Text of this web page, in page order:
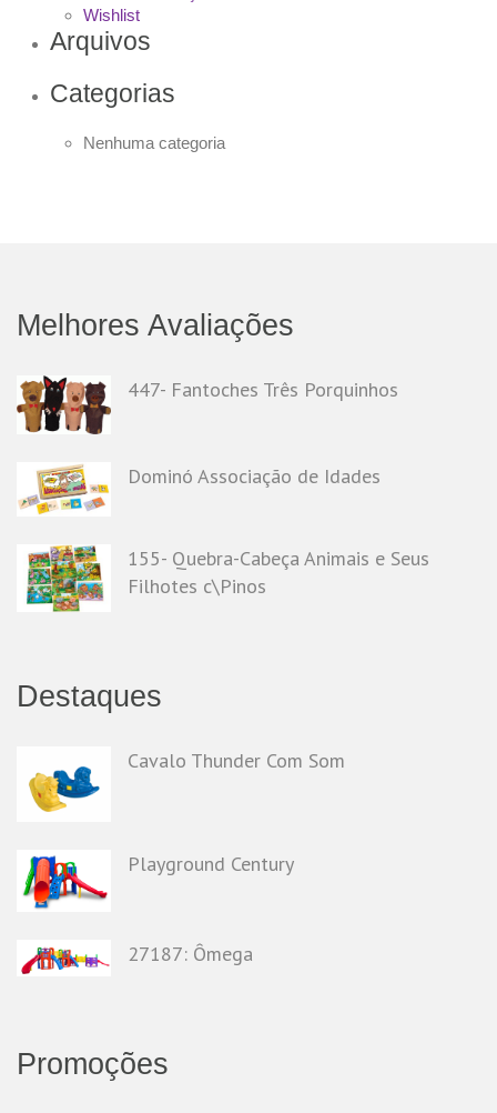
Wishlist
Arquivos
Categorias
Nenhuma categoria
Melhores Avaliações
447- Fantoches Três Porquinhos
Dominó Associação de Idades
155- Quebra-Cabeça Animais e Seus
Filhotes c\Pinos
Destaques
Cavalo Thunder Com Som
Playground Century
27187: Ômega
Promoções